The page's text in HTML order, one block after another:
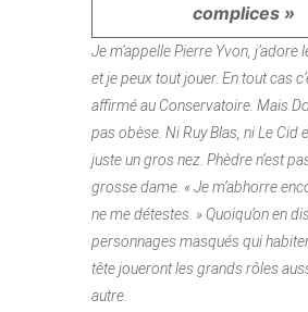
complices »
Je m’appelle Pierre Yvon, j’adore
et je peux tout jouer. En tout cas
affirmé au Conservatoire. Mais
pas obèse. Ni Ruy Blas, ni Le Cid
juste un gros nez. Phèdre n’est
grosse dame. « Je m’abhorre
ne me détestes. » Quoiqu’on en
personnages masqués qui
tête joueront les grands rôles
autre.